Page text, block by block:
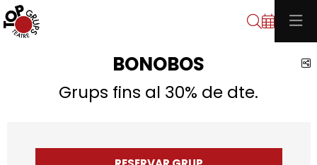
Cerca
BONOBOS
Grups fins al 30% de dte.